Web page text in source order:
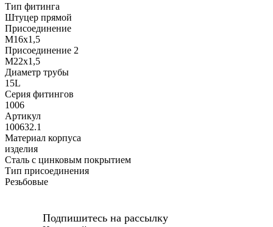
Тип фитинга
Штуцер прямой
Присоединение
M16x1,5
Присоединение 2
M22x1,5
Диаметр трубы
15L
Серия фитингов
1006
Артикул
100632.1
Материал корпуса
изделия
Сталь с цинковым покрытием
Тип присоединения
Резьбовые
Подпишитесь на рассылку